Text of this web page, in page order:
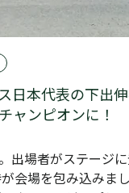
日本代表の下出
ャンピオンに！
出場者がステージ
会場を包み込みま